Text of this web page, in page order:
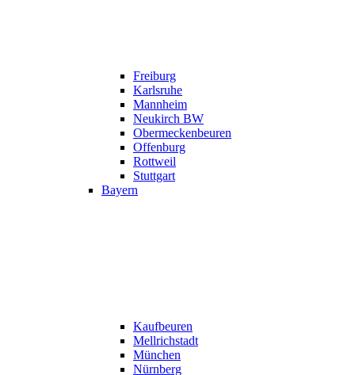
Freiburg
Karlsruhe
Mannheim
Neukirch BW
Obermeckenbeuren
Offenburg
Rottweil
Stuttgart
Bayern
Kaufbeuren
Mellrichstadt
München
Nürnberg